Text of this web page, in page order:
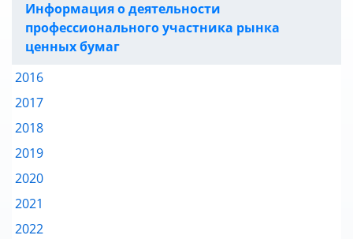
Информация о деятельности
профессионального участника рынка
ценных бумаг
2016
2017
2018
2019
2020
2021
2022